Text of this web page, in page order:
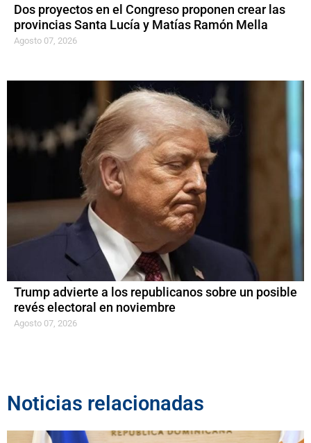
Dos proyectos en el Congreso proponen crear las
provincias Santa Lucía y Matías Ramón Mella
Agosto 07, 2026
Trump advierte a los republicanos sobre un posible
revés electoral en noviembre
Agosto 07, 2026
Noticias relacionadas